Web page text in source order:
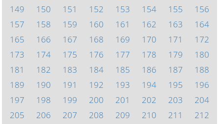
149
150 151 152 153 154 155
156
157
158 159 160 161 162 163
164
165
166 167 168 169 170 171
172
173
174 175 176 177 178 179
180
181
182 183 184 185 186 187
188
189
190 191 192 193 194 195
196
197
198 199 200 201 202 203
204
205
206 207 208 209 210 211
212